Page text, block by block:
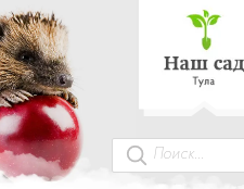
Каталог
Гортензии
Грунты